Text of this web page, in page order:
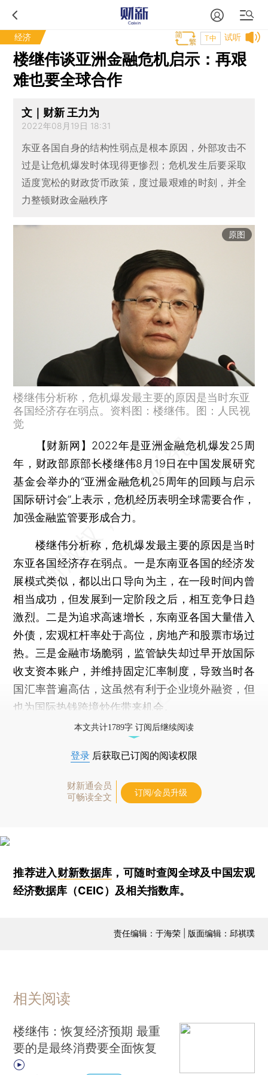
经济 试听
T中
楼继伟谈亚洲金融危机启示：再艰
难也要全球合作
文｜财新 王力为
2022年08月19日 18:31
东亚各国自身的结构性弱点是根本原因，外部攻击不
过是让危机爆发时体现得更惨烈；危机发生后要采取
适度宽松的财政货币政策，度过最艰难的时刻，并全
力整顿财政金融秩序
原图
楼继伟分析称，危机爆发最主要的原因是当时东亚
各国经济存在弱点。资料图：楼继伟。图：人民视
觉
【财新网】 2022年是亚洲金融危机爆发25周
年，财政部原部长楼继伟8月19日在中国发展研究
基金会举办的“亚洲金融危机25周年的回顾与启示
国际研讨会”上表示，危机经历表明全球需要合作，
加强金融监管要形成合力。
楼继伟分析称，危机爆发最主要的原因是当时
东亚各国经济存在弱点。一是东南亚各国的经济发
展模式类似，都以出口导向为主，在一段时间内曾
相当成功，但发展到一定阶段之后，相互竞争日趋
激烈。二是为追求高速增长，东南亚各国大量借入
外债，宏观杠杆率处于高位，房地产和股票市场过
热。三是金融市场脆弱，监管缺失却过早开放国际
收支资本账户，并维持固定汇率制度，导致当时各
国汇率普遍高估，这虽然有利于企业境外融资，但
也为国际热钱跨境炒作带来机会。
本文共计1789字 订阅后继续阅读
登录 后获取已订阅的阅读权限
财新通会员
可畅读全文
订阅/会员升级
推荐进入财新数据库 ，可随时查阅全球及中国宏观
经济数据库（CEIC）及相关指数库。
责任编辑：于海荣 | 版面编辑：邱祺璞
相关阅读
楼继伟：恢复经济预期 最重
要的是最终消费要全面恢复